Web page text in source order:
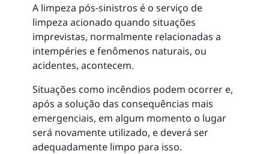
A limpeza pós-sinistros é o serviço de
limpeza acionado quando situações
imprevistas, normalmente relacionadas a
intempéries e fenômenos naturais, ou
acidentes, acontecem.
Situações como incêndios podem ocorrer e,
após a solução das consequências mais
emergenciais, em algum momento o lugar
será novamente utilizado, e deverá ser
adequadamente limpo para isso.